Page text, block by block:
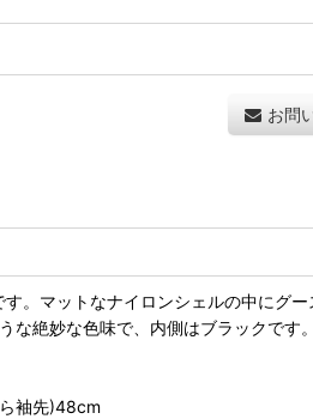
お問
。マットなナイロンシェルの中にグ
絶妙な色味で、内側はブラックで
袖先)48cm